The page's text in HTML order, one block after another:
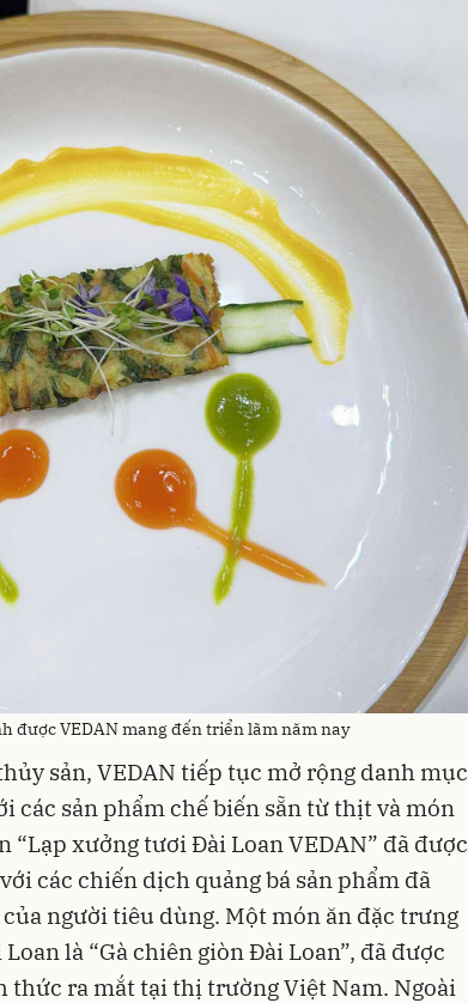
được VEDAN mang đến triển lãm năm nay
sản, VEDAN tiếp tục mở rộng danh mục
các sản phẩm chế biến sẵn từ thịt và món
“Lạp xưởng tươi Đài Loan VEDAN” đã được
các chiến dịch quảng bá sản phẩm đã
người tiêu dùng. Một món ăn đặc trưng
là “Gà chiên giòn Đài Loan”, đã được
thức ra mắt tại thị trường Việt Nam. Ngoài